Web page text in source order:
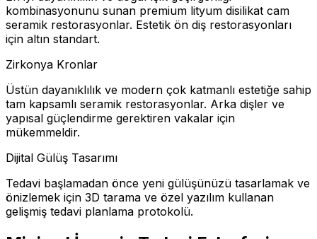
kombinasyonunu sunan premium lityum disilikat cam
seramik restorasyonlar. Estetik ön diş restorasyonları
için altın standart.
Zirkonya Kronlar
Üstün dayanıklılık ve modern çok katmanlı estetiğe sahip
tam kapsamlı seramik restorasyonlar. Arka dişler ve
yapısal güçlendirme gerektiren vakalar için
mükemmeldir.
Dijital Gülüş Tasarımı
Tedavi başlamadan önce yeni gülüşünüzü tasarlamak ve
önizlemek için 3D tarama ve özel yazılım kullanan
gelişmiş tedavi planlama protokolü.